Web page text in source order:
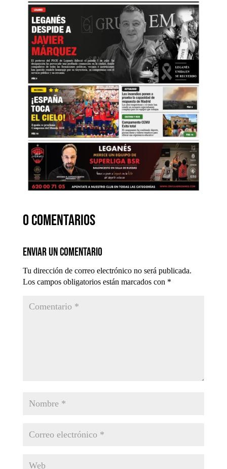
0 comentarios
Enviar un comentario
Tu dirección de correo electrónico no será publicada.
Los campos obligatorios están marcados con *